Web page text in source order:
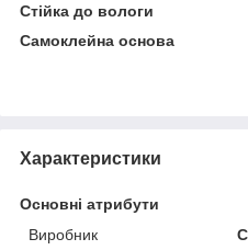
Стійка до вологи
Самоклейна основа
Характеристики
Основні атрибути
Виробник